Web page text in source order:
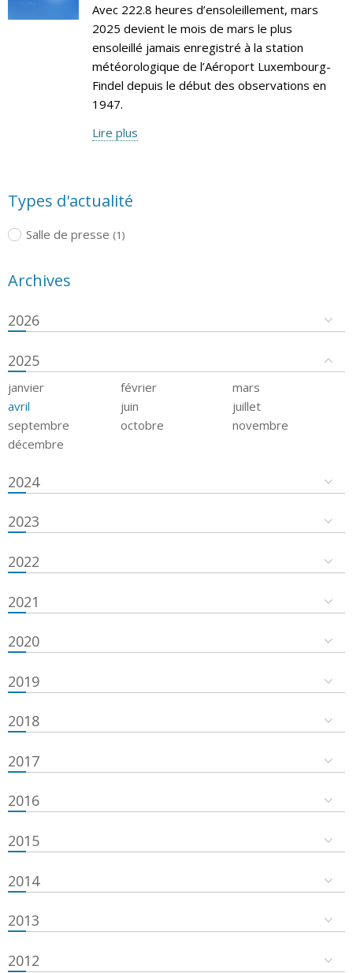
Avec 222.8 heures d’ensoleillement, mars
2025 devient le mois de mars le plus
ensoleillé jamais enregistré à la station
météorologique de l’Aéroport Luxembourg-
Findel depuis le début des observations en
1947.
Lire plus
Types d'actualité
Salle de presse (1)
Archives
2026
2025
janvier février
mars
avril
juin
juillet
septembre
octobre
novembre
décembre
2024
2023
2022
2021
2020
2019
2018
2017
2016
2015
2014
2013
2012